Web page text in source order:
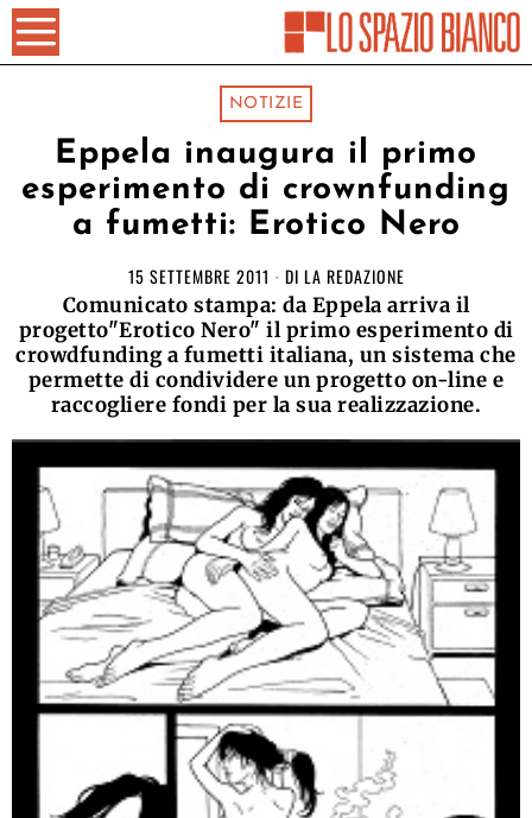
NOTIZIE
Eppela inaugura il primo
esperimento di crownfunding
a fumetti: Erotico Nero
15 SETTEMBRE 2011 DI LA REDAZIONE
Comunicato stampa: da Eppela arriva il
progetto"Erotico Nero" il primo esperimento di
crowdfunding a fumetti italiana, un sistema che
permette di condividere un progetto on-line e
raccogliere fondi per la sua realizzazione.